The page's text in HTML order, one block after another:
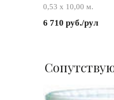
0,53 х 10,00 м.
6 710 руб./рул